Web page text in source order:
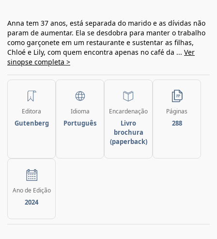
Anna tem 37 anos, está separada do marido e as dívidas não
param de aumentar. Ela se desdobra para manter o trabalho
como garçonete em um restaurante e sustentar as filhas,
Chloé e Lily, com quem encontra apenas no café da ... Ver
sinopse completa >
Editora
Gutenberg
Idioma
Português
Encardenação
Livro
brochura
(paperback)
Páginas
288
Ano de Edição
2024